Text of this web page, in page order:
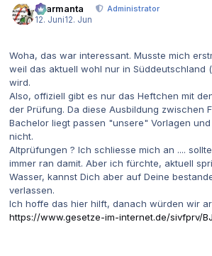
charmanta
Administrator
12. Juni12. Jun
Woha, das war interessant. Musste mich
weil das aktuell wohl nur in Süddeutschland
wird.
Also, offiziell gibt es nur das Heftchen mit
der Prüfung. Da diese Ausbildung zwischen
Bachelor liegt passen "unsere" Vorlagen
nicht.
Altprüfungen ? Ich schliesse mich an ....
immer ran damit. Aber ich fürchte, aktuell
Wasser, kannst Dich aber auf Deine
verlassen.
Ich hoffe das hier hilft, danach würden wir
https://www.gesetze-im-internet.de/sivfprv/